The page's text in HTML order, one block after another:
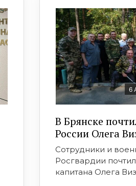
6
В Брянске
России Олега
Сотрудники и
Росгвардии
капитана Олега